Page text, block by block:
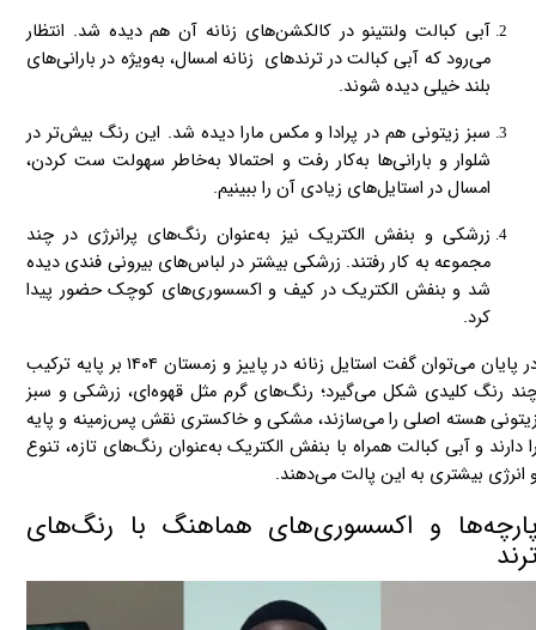
آبی کبالت ولنتینو در کالکشن‌های زنانه آن هم دیده شد. انتظار
می‌رود که آبی کبالت در ترندهای زنانه امسال، به‌ویژه در بارانی‌های
بلند خیلی دیده شوند.
سبز زیتونی هم در پرادا و مکس مارا دیده شد. این رنگ بیش‌تر در
شلوار و بارانی‌ها به‌کار رفت و احتمالا به‌خاطر سهولت ست کردن،
امسال در استایل‌های زیادی آن را ببینیم.
زرشکی و بنفش الکتریک نیز به‌عنوان رنگ‌های پرانرژی در چند
مجموعه به کار رفتند. زرشکی بیشتر در لباس‌های بیرونی فندی دیده
شد و بنفش الکتریک در کیف و اکسسوری‌های کوچک حضور پیدا
کرد.
در پایان می‌توان گفت استایل زنانه در پاییز و زمستان ۱۴۰۴ بر پایه ترکیب
رنگ کلیدی شکل می‌گیرد؛ رنگ‌های گرم مثل قهوه‌ای، زرشکی و سبز
هسته اصلی را می‌سازند، مشکی و خاکستری نقش پس‌زمینه و پایه
دارند و آبی کبالت همراه با بنفش الکتریک به‌عنوان رنگ‌های تازه، تنوع
انرژی بیشتری به این پالت می‌دهند.
و اکسسوری‌های هماهنگ با رنگ‌های